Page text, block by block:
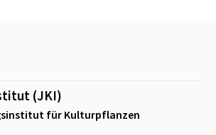
(JKI)
für Kulturpflanzen